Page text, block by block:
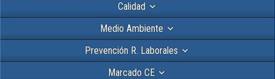
Calidad
Medio Ambiente
Prevención R. Laborales
Marcado CE